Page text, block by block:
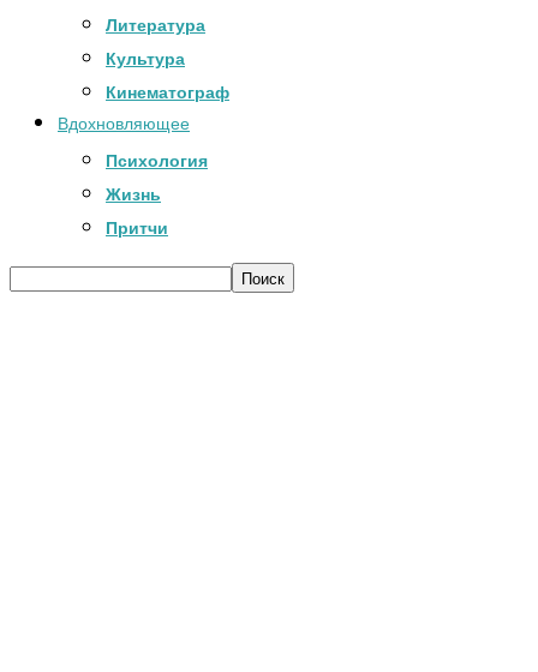
Литература
Культура
Кинематограф
Вдохновляющее
Психология
Жизнь
Притчи